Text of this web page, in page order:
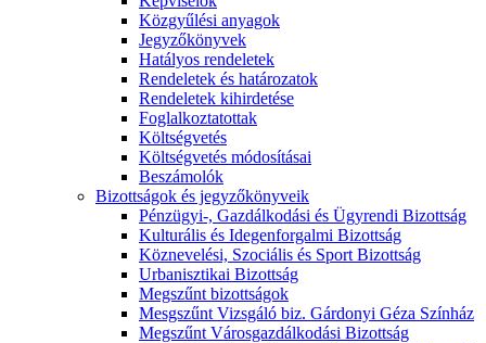
Közgyűlési anyagok
Jegyzőkönyvek
Hatályos rendeletek
Rendeletek és határozatok
Rendeletek kihirdetése
Foglalkoztatottak
Költségvetés
Költségvetés módosításai
Beszámolók
Bizottságok és jegyzőkönyveik
Pénzügyi-, Gazdálkodási és Ügyrendi Bizottság
Kulturális és Idegenforgalmi Bizottság
Köznevelési, Szociális és Sport Bizottság
Urbanisztikai Bizottság
Megszűnt bizottságok
Mesgszűnt Vizsgáló biz. Gárdonyi Géza Színház
Megszűnt Városgazdálkodási Bizottság